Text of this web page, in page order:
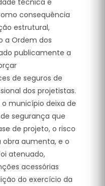
consequência
estrutural,
a Ordem dos
publicamente a
de seguros de
dos projetistas.
município deixa de
segurança que
de projeto, o risco
obra aumenta, e o
atenuado,
acessórias
do exercício da